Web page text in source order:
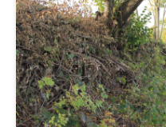
Niederlassung, Wohnsitz
Amt
Ausweise und
Reisepass,
Einbürgerung